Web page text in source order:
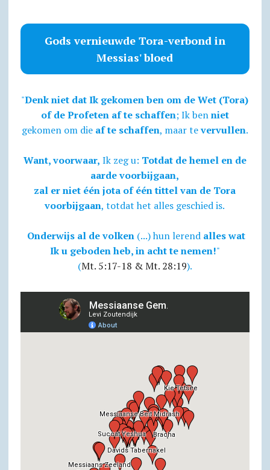
Gods vernieuwde Tora-verbond in
Messias' bloed
"Denk niet dat Ik gekomen ben om de Wet (Tora)
of de Profeten af te schaffen; Ik benniet
gekomen om die af te schaffen, maar tevervullen.
Want, voorwaar, Ik zeg u: Totdat de hemel en de
aarde voorbijgaan,
zal er niet één jota of één tittel van de Tora
voorbijgaan, totdat het alles geschied is.
Onderwijs al de volken(...) hun lerend alles wat
Ik u geboden heb, in acht te nemen!"
(Mt. 5:17-18 & Mt. 28:19).